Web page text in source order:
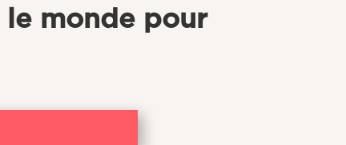
monde pour